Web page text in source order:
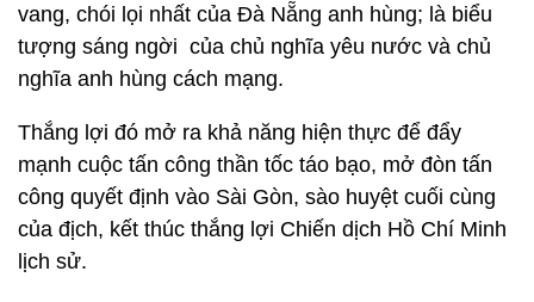
vang, chói lọi nhất của Đà Nẵng anh hùng; là biểu
tượng sáng ngời của chủ nghĩa yêu nước và chủ
nghĩa anh hùng cách mạng.
Thắng lợi đó mở ra khả năng hiện thực để đẩy
mạnh cuộc tấn công thần tốc táo bạo, mở đòn tấn
công quyết định vào Sài Gòn, sào huyệt cuối cùng
của địch, kết thúc thắng lợi Chiến dịch Hồ Chí Minh
lịch sử.